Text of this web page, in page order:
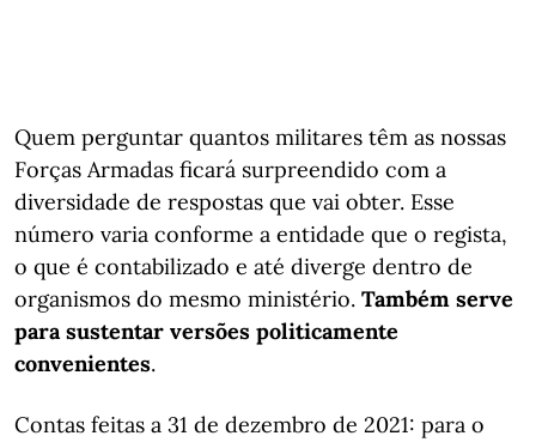
Quem perguntar quantos militares têm as nossas
Forças Armadas ficará surpreendido com a
diversidade de respostas que vai obter. Esse
número varia conforme a entidade que o regista,
o que é contabilizado e até diverge dentro de
organismos do mesmo ministério. Também serve
para sustentar versões politicamente
convenientes.
Contas feitas a 31 de dezembro de 2021: para o